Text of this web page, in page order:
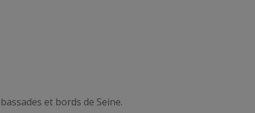
et bords de Seine.